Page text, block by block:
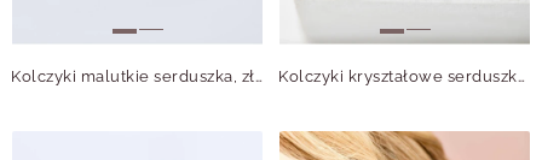
Kolczyki malutkie serduszka, złoty S205967Z00 Kolczyki kryształowe serduszka, srebrny S205023S00